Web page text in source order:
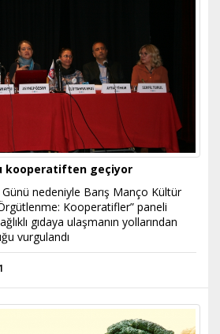
kooperatiften geçiyor
nedeniyle Barış Manço Kültür
Kooperatifler” paneli
gıdaya ulaşmanın yollarından
vurgulandı